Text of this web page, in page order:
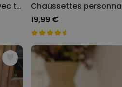
Tablier de cuisine
personnalisé Édition limitée
Verre à gin personnalisé avec texte
19,99 €